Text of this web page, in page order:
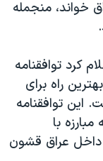
خواند، منجمله
کرد توافقنامه
راه برای
اين توافقنامه
با
داخل عراق قشون